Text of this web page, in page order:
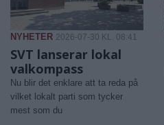
NYHETER 2026-07-30 KL. 08:41
SVT lanserar lokal
valkompass
Nu blir det enklare att ta reda på
vilket lokalt parti som tycker
mest som du